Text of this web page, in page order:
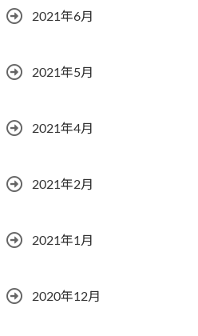
2021年6月
2021年5月
2021年4月
2021年2月
2021年1月
2020年12月